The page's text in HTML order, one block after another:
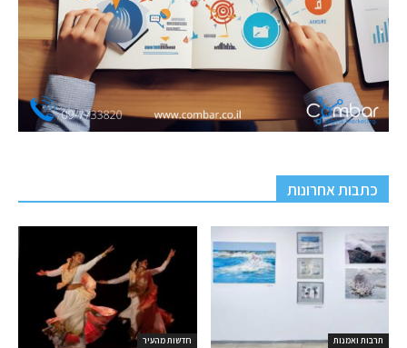
כתבות אחרונות
חדשות מהעיר תרבות ואמנות